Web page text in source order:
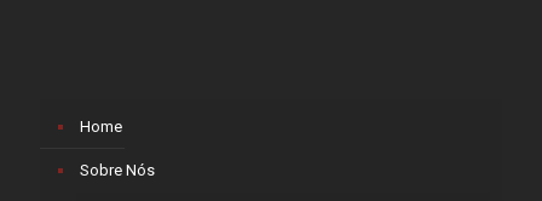
Home
Sobre Nós